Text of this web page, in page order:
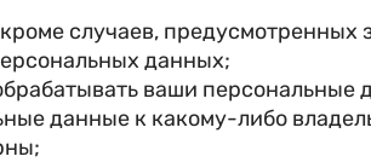
случаев, предусмотренных
данных;
ваши персональные
данные к какому-либо